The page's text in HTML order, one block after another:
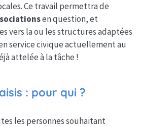
Ce travail permettra de
en question, et
vers la ou les structures adaptées
service civique actuellement au
attelée à la tâche !
: pour qui ?
les personnes souhaitant